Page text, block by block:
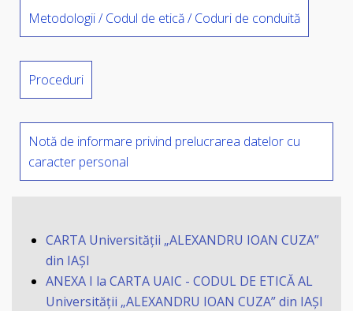
Metodologii / Codul de etică / Coduri de conduită
Proceduri
Notă de informare privind prelucrarea datelor cu
caracter personal
CARTA Universității „ALEXANDRU IOAN CUZA”
din IAŞI
ANEXA I la CARTA UAIC - CODUL DE ETICĂ AL
Universității „ALEXANDRU IOAN CUZA” din IAŞI